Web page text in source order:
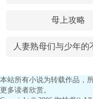
母上攻略
人妻熟母们与少年的
本站所有小说为转载作品，
更多读者欣赏。